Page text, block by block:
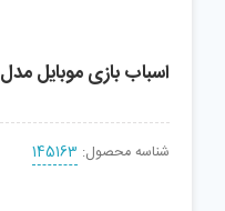
اسباب بازی موبایل مدل Last talking Tom
شناسه محصول: 145163